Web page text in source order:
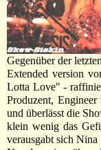
Gegenüber der
Extended version
Lotta Love" -
Produzent,
und überlässt die
klein wenig das
verausgabt sich